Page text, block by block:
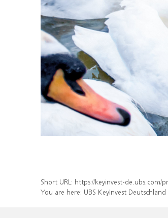
Short URL: https://keyinvest-de.ubs.com/
You are here: UBS KeyInvest Deutschland